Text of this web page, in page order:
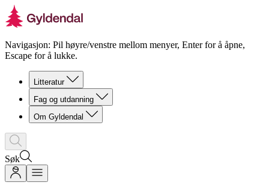
Navigasjon: Pil høyre/venstre mellom menyer, Enter for å åpne,
Escape for å lukke.
Litteratur
Fag og utdanning
Om Gyldendal
Søk